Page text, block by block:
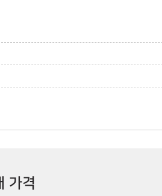
가격